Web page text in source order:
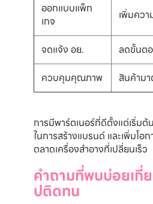
ออกแบบแพ็ก
เกจ
เพิ่มควา
จดแจ้ง อย.
ลดขั้นต
ควบคุมคุณภาพ
สินค้าม
การมีพาร์ตเนอร์ที่ดีตั้งแต่เริ่มต้
ในการสร้างแบรนด์ และเพิ่มโอ
ตลาดเครื่องสำอางที่เปลี่ยนเร็ว
คำถามที่พบบ่อยเกี่
ปติดทน